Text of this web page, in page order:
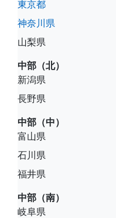
東京都
神奈川県
山梨県
中部（北）
新潟県
長野県
中部（中）
富山県
石川県
福井県
中部（南）
岐阜県